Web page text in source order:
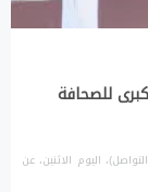
الوطنية الكبرى للصحافة
اليوم الاثنين، عن